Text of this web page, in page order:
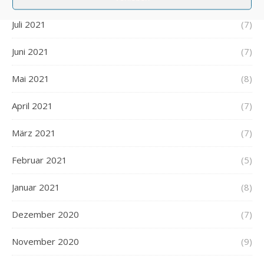
Juli 2021 (7)
Juni 2021 (7)
Mai 2021 (8)
April 2021 (7)
März 2021 (7)
Februar 2021 (5)
Januar 2021 (8)
Dezember 2020 (7)
November 2020 (9)